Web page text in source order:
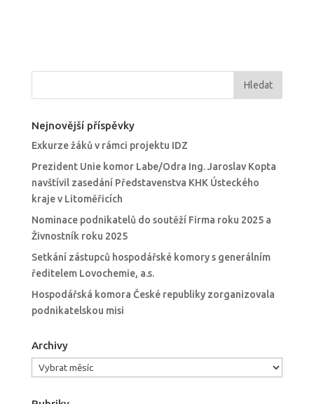
Nejnovější příspěvky
Exkurze žáků v rámci projektu IDZ
Prezident Unie komor Labe/Odra Ing. Jaroslav Kopta
navštívil zasedání Představenstva KHK Ústeckého
kraje v Litoměřicích
Nominace podnikatelů do soutěží Firma roku 2025 a
Živnostník roku 2025
Setkání zástupců hospodářské komory s generálním
ředitelem Lovochemie, a.s.
Hospodářská komora České republiky zorganizovala
podnikatelskou misi
Archivy
Archivy